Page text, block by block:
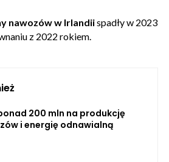
nawozów w Irlandiispadły w 2023
z 2022 rokiem.
200 mln na produkcję
i energię odnawialną